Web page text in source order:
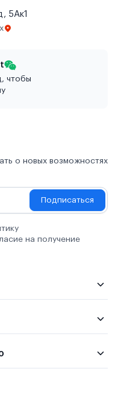
5Ак1
чтобы
о новых возможностях
Подписаться
на получение